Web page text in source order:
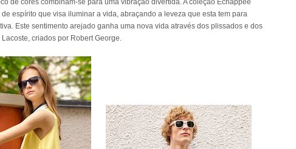
de cores combinam-se para uma vibração divertida. A coleção Échappée
espírito que visa iluminar a vida, abraçando a leveza que esta tem para
Este sentimento arejado ganha uma nova vida através dos plissados e dos
criados por Robert George.